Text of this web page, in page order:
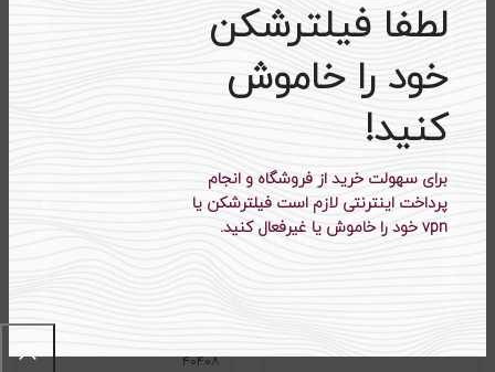
لطفا فیلترشکن
خود را خاموش
کنید!
برای سهولت خرید از فروشگاه و انجام
پرداخت اینترنتی لازم است فیلترشکن یا
vpn خود را خاموش یا غیرفعال کنید.
ست شومیز و شلوار کد PA130
تومان ۴۹۹،۵۰۰ تومان
ست دوتیکه شومیز و شلوار
مجلسی کد ۱۲۹۵
-۲۴%
اتمام موجودی اتمام موجودی
۴۰۴۰۸